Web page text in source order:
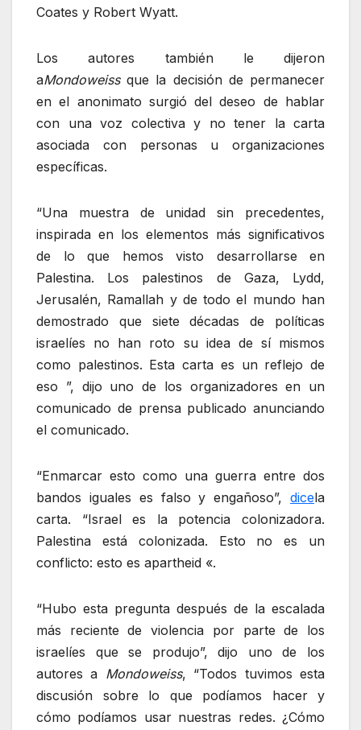
Coates y Robert Wyatt.
Los autores también le dijeron
aMondoweissque la decisión de permanecer
en el anonimato surgió del deseo de hablar
con una voz colectiva y no tener la carta
asociada con personas u organizaciones
específicas.
“Una muestra de unidad sin precedentes,
inspirada en los elementos más significativos
de lo que hemos visto desarrollarse en
Palestina. Los palestinos de Gaza, Lydd,
Jerusalén, Ramallah y de todo el mundo han
demostrado que siete décadas de políticas
israelíes no han roto su idea de sí mismos
como palestinos. Esta carta es un reflejo de
eso ”, dijo uno de los organizadores en un
comunicado de prensa publicado anunciando
el comunicado.
“Enmarcar esto como una guerra entre dos
bandos iguales es falso y engañoso”, dicela
carta. “Israel es la potencia colonizadora.
Palestina está colonizada. Esto no es un
conflicto: esto es apartheid «.
“Hubo esta pregunta después de la escalada
más reciente de violencia por parte de los
israelíes que se produjo”, dijo uno de los
autores a Mondoweiss, “Todos tuvimos esta
discusión sobre lo que podíamos hacer y
cómo podíamos usar nuestras redes. ¿Cómo